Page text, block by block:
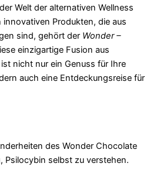
Welt der alternativen Wellness
Produkten, die aus
sind, gehört der Wonder –
einzigartige Fusion aus
nicht nur ein Genuss für Ihre
auch eine Entdeckungsreise für
des Wonder Chocolate
Psilocybin selbst zu verstehen.